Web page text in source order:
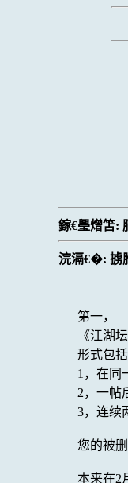
鎵€璺熷笘:
浣滆€�:掳
第一，
《江湖
形式包括
1，在同
2，一帖
3，连续
您的被
本来在2